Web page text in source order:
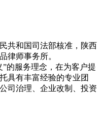
共和国司法部核准，陕西
律师事务所。
的服务理念，在为客户提
具有丰富经验的专业团
司治理、企业改制、投资